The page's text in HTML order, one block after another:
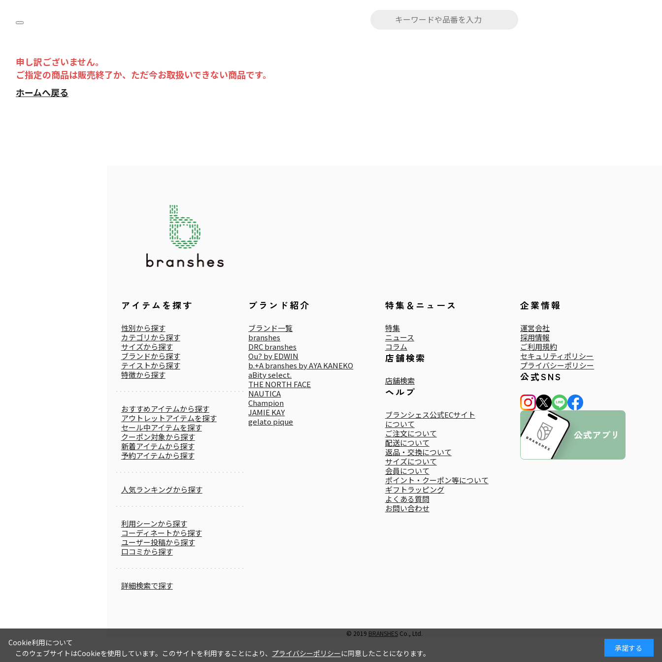
申し訳ございません。
ご指定の商品は販売終了か、ただ今お取扱いできない商品です。
ホームへ戻る
アイテムを探す
性別から探す
カテゴリから探す
サイズから探す
ブランドから探す
テイストから探す
特徴から探す
おすすめアイテムから探す
アウトレットアイテムを探す
セール中アイテムを探す
クーポン対象から探す
新着アイテムから探す
予約アイテムから探す
人気ランキングから探す
利用シーンから探す
コーディネートから探す
ユーザー投稿から探す
口コミから探す
詳細検索で探す
ブランド紹介
ブランド一覧
branshes
DRC branshes
Ou? by EDWIN
b.+A branshes by AYA KANEKO
aBity select.
THE NORTH FACE
NAUTICA
Champion
JAMIE KAY
gelato pique
特集＆ニュース
特集
ニュース
コラム
店舗検索
店舗検索
ヘルプ
ブランシェス公式ECサイト
について
ご注文について
配送について
返品・交換について
サイズについて
会員について
ポイント・クーポン等について
ギフトラッピング
よくある質問
お問い合わせ
企業情報
運営会社
採用情報
ご利用規約
セキュリティポリシー
プライバシーポリシー
公式SNS
© 2019 BRANSHESCo., Ltd.
Cookie利用について
このウェブサイトはCookieを使用しています。このサイトを利用することにより、 プライバシーポリシーに同意したことになります。
承諾する